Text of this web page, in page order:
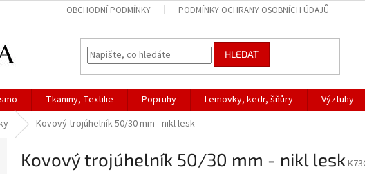
OBCHODNÍ PODMÍNKY PODMÍNKY OCHRANY OSOBNÍCH ÚDAJŮ
HLEDAT
Tkaniny, Textilie Popruhy Lemovky, kedr, šňůry Výztuhy
Kovový trojúhelník 50/30 mm - nikl lesk
Kovový trojúhelník 50/30 mm - nikl lesk